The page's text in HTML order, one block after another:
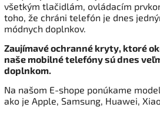
všetkým tlačidlám, ovládacím
toho, že chráni telefón je dnes
módnych doplnkov.
Zaujímavé ochranné kryty, ktoré
naše mobilné telefóny sú dnes
doplnkom.
Na našom E-shope ponúkame
ako je Apple, Samsung, Huawei,